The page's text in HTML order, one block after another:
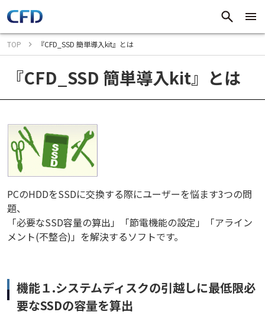
TOP 『CFD_SSD 簡単導入kit』とは
『CFD_SSD 簡単導入kit』とは
PCのHDDをSSDに交換する際にユーザーを悩ます3つの問
題、
「必要なSSD容量の算出」「節電機能の設定」「アライン
メント(不整合)」を解決するソフトです。
機能１.システムディスクの引越しに最低限必
要なSSDの容量を算出